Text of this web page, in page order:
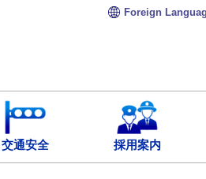
Foreign
交通安全 採用案内